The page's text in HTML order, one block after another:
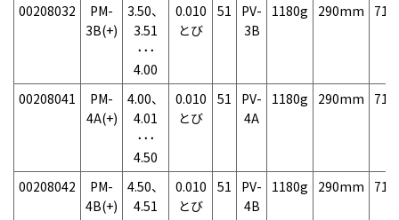
00208032
PM-
3B(+)
3.50、
3.51
･･･
4.00
0.010
とび
51
PV-
3B
1180g 290mm
00208041
PM-
4A(+)
4.00、
4.01
･･･
4.50
0.010
とび
51
PV-
4A
1180g 290mm
00208042
PM-
4B(+)
4.50、
4.51
0.010
とび
51
PV-
4B
1180g 290mm